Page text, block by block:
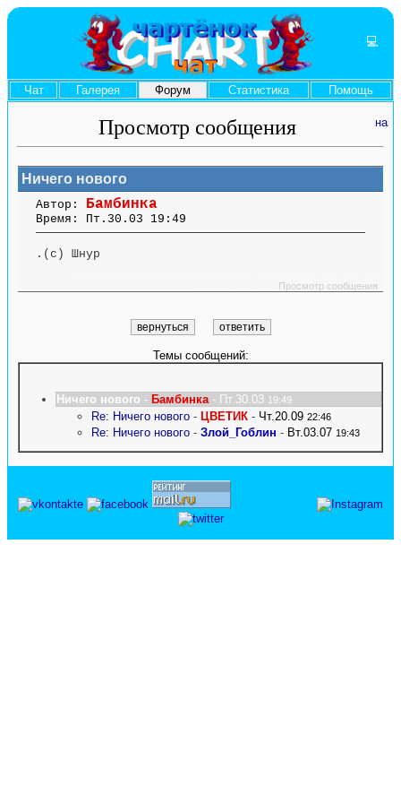
💻
Чат Галерея Форум Статистика Помощь
Просмотр сообщения
Ничего нового
Автор: Бамбинка
Время: Пт.30.03 19:49
.(с) Шнур
Просмотр сообщения
Темы сообщений:
Ничего нового - Бамбинка- Пт.30.03 19:49
Re: Ничего нового - ЦВЕТИК - Чт.20.09 22:46
Re: Ничего нового - Злой_Гоблин - Вт.03.07 19:43